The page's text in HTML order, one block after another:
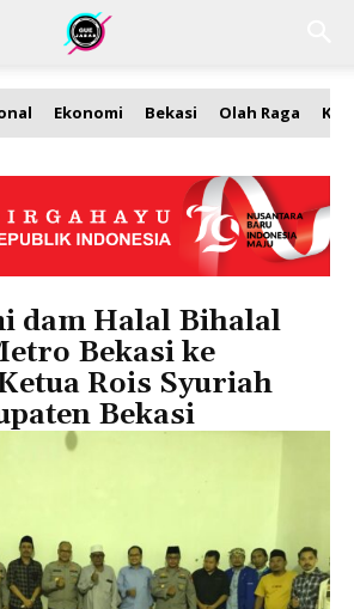
Ekonomi Bekasi Olah Raga
dam Halal Bihalal
Bekasi ke
Rois Syuriah
Bekasi